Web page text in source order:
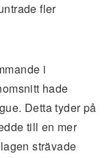
fler
i
hade
Detta tyder på
till en mer
strävade